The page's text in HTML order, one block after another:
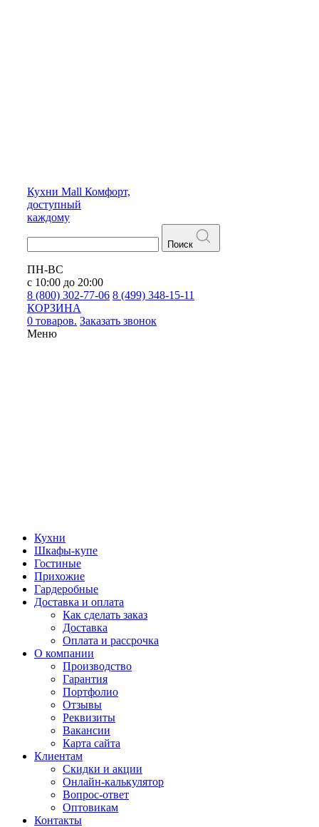
Кухни Mall Комфорт,
доступный
каждому
Поиск
ПН-ВС
с 10:00 до 20:00
8 (800) 302-77-06 8 (499) 348-15-11
КОРЗИНА
0 товаров. Заказать звонок
Меню
Кухни
Шкафы-купе
Гостиные
Прихожие
Гардеробные
Доставка и оплата
Как сделать заказ
Доставка
Оплата и рассрочка
О компании
Производство
Гарантия
Портфолио
Отзывы
Реквизиты
Вакансии
Карта сайта
Клиентам
Скидки и акции
Онлайн-калькулятор
Вопрос-ответ
Оптовикам
Контакты